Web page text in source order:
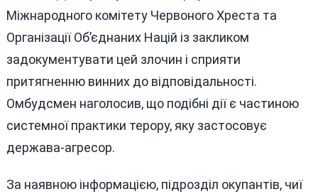
Міжнародного комітету Червоного Хреста та
Організації Об’єднаних Націй із закликом
задокументувати цей злочин і сприяти
притягненню винних до відповідальності.
Омбудсмен наголосив, що подібні дії є частиною
системної практики терору, яку застосовує
держава-агресор.
За наявною інформацією, підрозділ окупантів, чиї